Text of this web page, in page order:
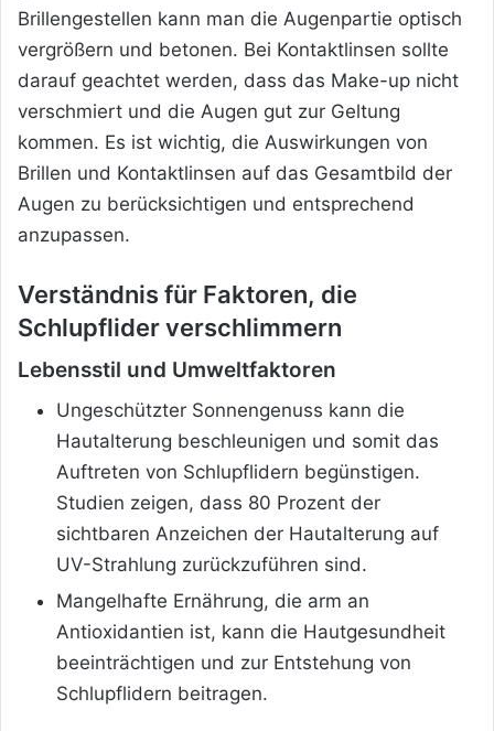
Brillengestellen kann man die Augenpartie optisch
vergrößern und betonen. Bei Kontaktlinsen sollte
darauf geachtet werden, dass das Make-up nicht
verschmiert und die Augen gut zur Geltung
kommen. Es ist wichtig, die Auswirkungen von
Brillen und Kontaktlinsen auf das Gesamtbild der
Augen zu berücksichtigen und entsprechend
anzupassen.
Verständnis für Faktoren, die
Schlupflider verschlimmern
Lebensstil und Umweltfaktoren
Ungeschützter Sonnengenuss kann die
Hautalterung beschleunigen und somit das
Auftreten von Schlupflidern begünstigen.
Studien zeigen, dass 80 Prozent der
sichtbaren Anzeichen der Hautalterung auf
UV-Strahlung zurückzuführen sind.
Mangelhafte Ernährung, die arm an
Antioxidantien ist, kann die Hautgesundheit
beeinträchtigen und zur Entstehung von
Schlupflidern beitragen.